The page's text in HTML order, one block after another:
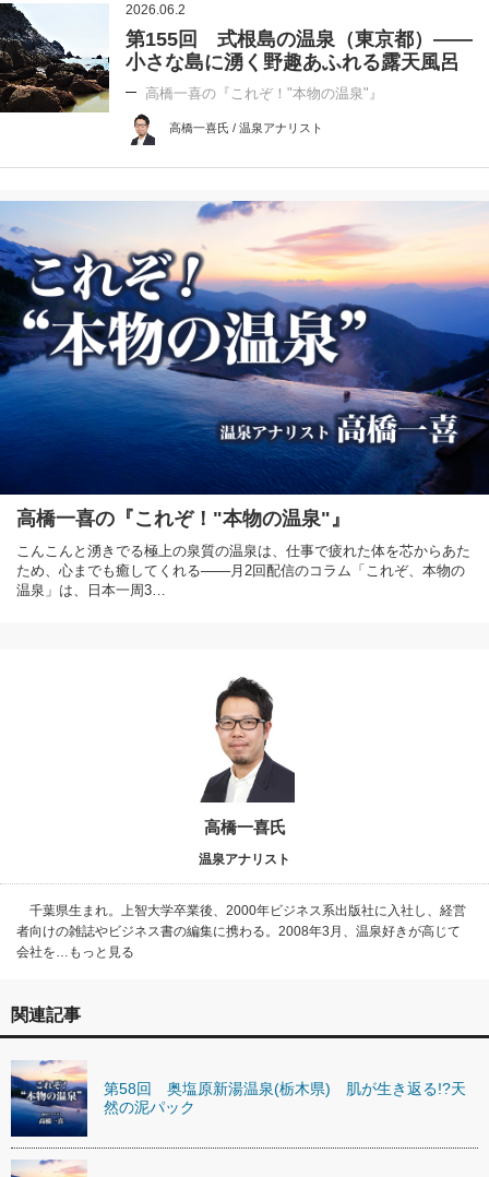
2026.06.2
第155回 式根島の温泉（東京都）――
小さな島に湧く野趣あふれる露天風呂
高橋一喜の『これぞ！"本物の温泉"』
高橋一喜氏 / 温泉アナリスト
高橋一喜の『これぞ！"本物の温泉"』
こんこんと湧きでる極上の泉質の温泉は、仕事で疲れた体を芯からあた
ため、心までも癒してくれる───月2回配信のコラム「これぞ、本物の
温泉」は、日本一周3…
高橋一喜氏
温泉アナリスト
千葉県生まれ。上智大学卒業後、2000年ビジネス系出版社に入社し、経営
者向けの雑誌やビジネス書の編集に携わる。2008年3月、温泉好きが高じて
会社を…もっと見る
関連記事
第58回 奥塩原新湯温泉(栃木県) 肌が生き返る!?天
然の泥パック